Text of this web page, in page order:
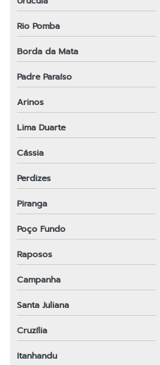
Rio Pomba
Borda da Mata
Padre Paraíso
Arinos
Lima Duarte
Cássia
Perdizes
Piranga
Poço Fundo
Raposos
Campanha
Santa Juliana
Cruzília
Itanhandu